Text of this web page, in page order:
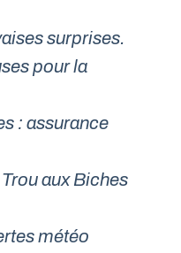
surprises.
pour la
: assurance
Trou aux Biches
météo